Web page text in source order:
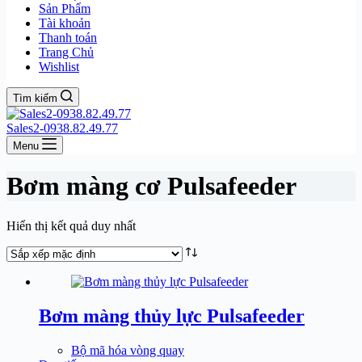
Sản Phẩm
Tài khoản
Thanh toán
Trang Chủ
Wishlist
Tìm kiếm
Sales2-0938.82.49.77
Menu
Bơm màng cơ Pulsafeeder
Hiển thị kết quả duy nhất
Bơm màng thủy lực Pulsafeeder
Bộ mã hóa vòng quay